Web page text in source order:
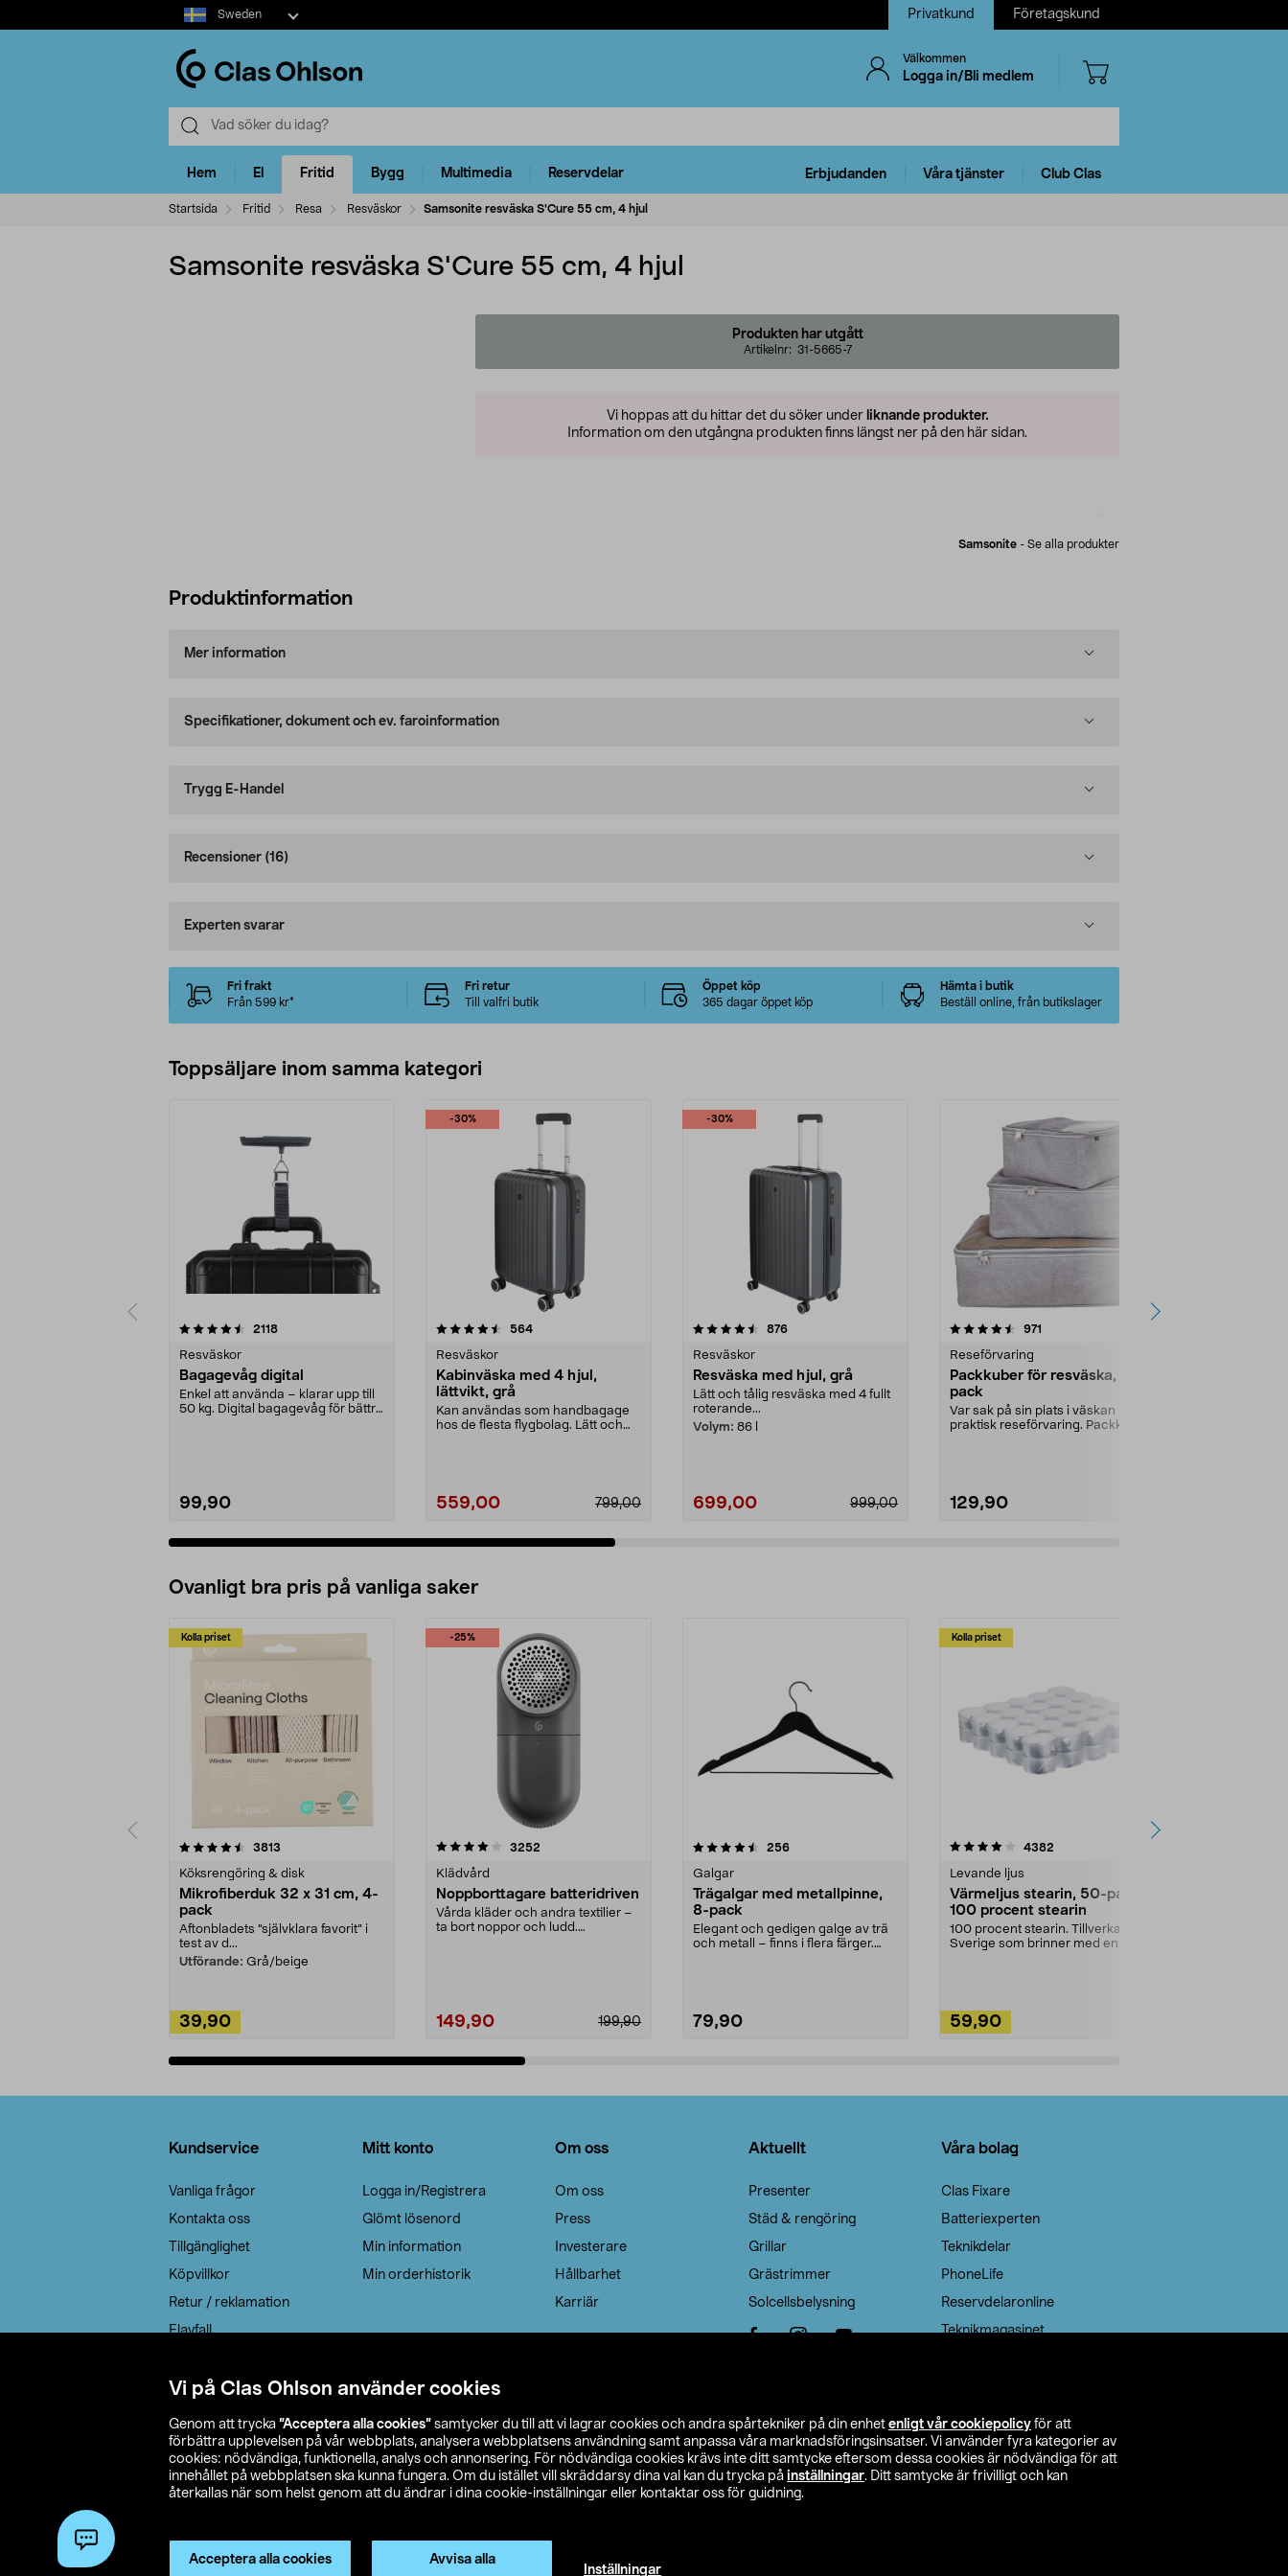
Vi på Clas Ohlson använder cookies
Genom att trycka ”Acceptera alla cookies” samtycker du till att vi lagrar cookies och andra spårtekniker på din enhet enligt vår cookiepolicy för att
förbättra upplevelsen på vår webbplats, analysera webbplatsens användning samt anpassa våra marknadsföringsinsatser. Vi använder fyra kategorier av
cookies: nödvändiga, funktionella, analys och annonsering. För nödvändiga cookies krävs inte ditt samtycke eftersom dessa cookies är nödvändiga för att
innehållet på webbplatsen ska kunna fungera. Om du istället vill skräddarsy dina val kan du trycka på inställningar. Ditt samtycke är frivilligt och kan
återkallas när som helst genom att du ändrar i dina cookie-inställningar eller kontaktar oss för guidning.
Acceptera alla cookies Avvisa alla
Inställningar
Select
market
Sweden Privatkund Företagskund
Välkommen
Logga in/Bli medlem
Hem El Fritid Bygg Multimedia Reservdelar Erbjudanden Våra tjänster Club Clas
Startsida Fritid Resa Resväskor Samsonite resväska S'Cure 55 cm, 4 hjul
Samsonite resväska S'Cure 55 cm, 4 hjul
Produkten har utgått
Artikelnr: 31-5665-7
Vi hoppas att du hittar det du söker under liknande produkter.
Information om den utgångna produkten finns längst ner på den här sidan.
Samsonite - Se alla produkter
Produktinformation
Mer information
Specifikationer, dokument och ev. faroinformation
Trygg E-Handel
Recensioner (16)
Experten svarar
Fri frakt
Från 599 kr*
Fri retur
Till valfri butik
Öppet köp
365 dagar öppet köp
Hämta i butik
Beställ online, från butikslager
Toppsäljare inom samma kategori
2118recensioner
Resväskor
Bagagevåg digital
Enkel att använda – klarar upp till
50 kg. Digital bagagevåg för bättre
99,90
-30%
4.5 av 5 stjärnor 564recensioner
Resväskor
Kabinväska med 4 hjul,
lättvikt, grå
Kan användas som handbagage
hos de flesta flygbolag. Lätt och
559,00 799,00
-30%
4.5 av 5 stjärnor 876recensioner
Resväskor
Resväska med hjul, grå
Lätt och tålig resväska med 4 fullt
roterande...
Volym: 86 l
699,00 999,00
4.5 av 5 stjärnor 971
Reseförvaring
Packkuber för resväska, 3-
pack
Var sak på sin plats i väskan –
praktisk reseförvaring. Packkuber
129,90
4.5 av 5 stjärnor
Ovanligt bra pris på vanliga saker
Kolla priset
3813
Köksrengöring & disk
Mikrofiberduk 32 x 31 cm, 4-
pack
Aftonbladets "självklara favorit” i
test av d...
Utförande: Grå/beige
39,90
-25%
4.0av 5 stjärnor 3252
Klädvård
Noppborttagare batteridriven
Vårda kläder och andra textilier –
ta bort noppor och ludd.
199,90
149,90
4.5av 5 stjärnor 256recensioner
Galgar
Trägalgar med metallpinne,
8-pack
Elegant och gedigen galge av trä
och metall – finns i flera färger.
79,90
Kolla priset
4.0av 5 stjärnor 4382
Levande ljus
Värmeljus stearin, 50-pack,
100 procent stearin
100 procent stearin. Tillverkade i
Sverige som brinner med en
59,90
4.5av 5 stjärnor
Kundservice
Vanliga frågor
Kontakta oss
Tillgänglighet
Köpvillkor
Retur / reklamation
Elavfall
Leveransalternativ
Mitt konto
Logga in/Registrera
Glömt lösenord
Min information
Min orderhistorik
Om oss
Om oss
Press
Investerare
Hållbarhet
Karriär
Aktuellt
Presenter
Städ & rengöring
Grillar
Grästrimmer
Solcellsbelysning
Våra bolag
Clas Fixare
Batteriexperten
Teknikdelar
PhoneLife
Reservdelaronline
Teknikmagasinet